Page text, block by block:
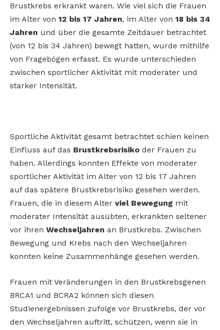
Brustkrebs erkrankt waren. Wie viel sich die Frauen
im Alter von 12 bis 17 Jahren, im Alter von 18 bis 34
Jahren und über die gesamte Zeitdauer betrachtet
(von 12 bis 34 Jahren) bewegt hatten, wurde mithilfe
von Fragebögen erfasst. Es wurde unterschieden
zwischen sportlicher Aktivität mit moderater und
starker Intensität.
Sportliche Aktivität gesamt betrachtet schien keinen
Einfluss auf das Brustkrebsrisiko der Frauen zu
haben. Allerdings konnten Effekte von moderater
sportlicher Aktivität im Alter von 12 bis 17 Jahren
auf das spätere Brustkrebsrisiko gesehen werden.
Frauen, die in diesem Alter viel Bewegung mit
moderater Intensität ausübten, erkrankten seltener
vor ihren Wechseljahren an Brustkrebs. Zwischen
Bewegung und Krebs nach den Wechseljahren
konnten keine Zusammenhänge gesehen werden.
Frauen mit Veränderungen in den Brustkrebsgenen
BRCA1 und BCRA2 können sich diesen
Studienergebnissen zufolge vor Brustkrebs, der vor
den Wechseljahren auftritt, schützen, wenn sie in